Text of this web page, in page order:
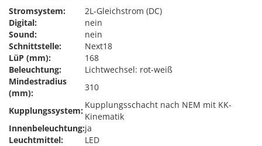
Stromsystem:
2L-Gleichstrom (DC)
Digital:
nein
Sound:
nein
Schnittstelle:
Next18
LüP (mm):
168
Beleuchtung:
Lichtwechsel: rot-weiß
Mindestradius
(mm):
310
Kupplungssystem:
Kupplungsschacht nach NEM mit KK-
Kinematik
Innenbeleuchtung:ja
Leuchtmittel:
LED